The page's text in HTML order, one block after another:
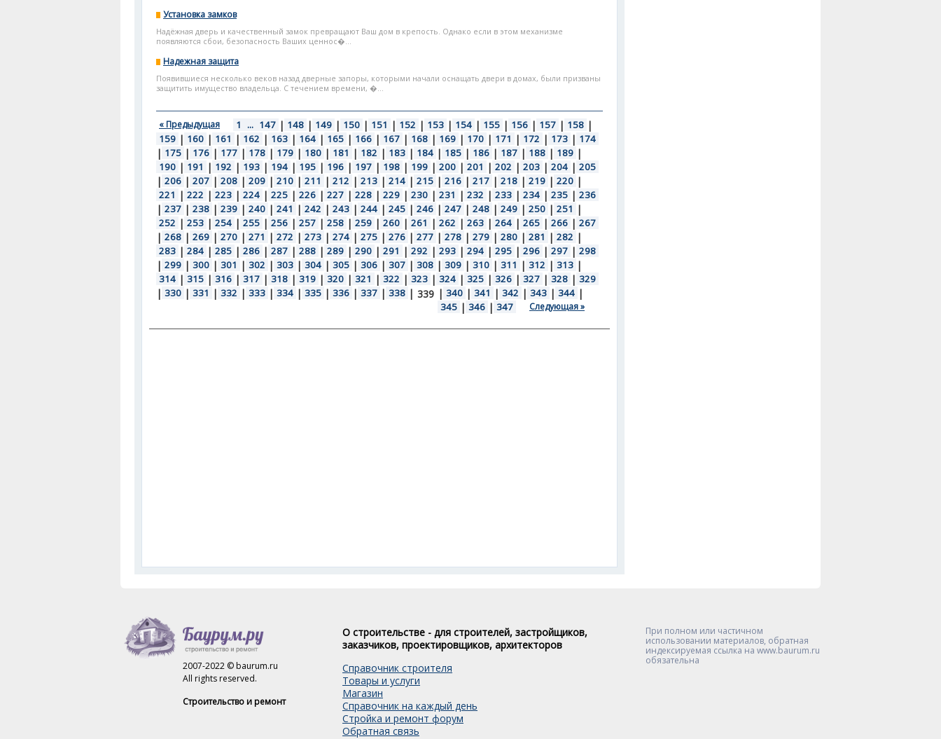
Установка замков
Надёжная дверь и качественный замок превращают Ваш дом в крепость. Однако если в этом механизме
появляются сбои, безопасность Ваших ценнос�...
Надежная защита
Появившиеся несколько веков назад дверные запоры, которыми начали оснащать двери в домах, были призваны
защитить имущество владельца. С течением времени, �...
« Предыдущая 1 ... 147 | 148 | 149 | 150 | 151 | 152 | 153 | 154 | 155 | 156 | 157 | 158 |
159 | 160 | 161 | 162 | 163 | 164 | 165 | 166 | 167 | 168 | 169 | 170 | 171 | 172 | 173 | 174
| 175 | 176 | 177 | 178 | 179 | 180 | 181 | 182 | 183 | 184 | 185 | 186 | 187 | 188 | 189 |
190 | 191 | 192 | 193 | 194 | 195 | 196 | 197 | 198 | 199 | 200 | 201 | 202 | 203 | 204 | 205
| 206 | 207 | 208 | 209 | 210 | 211 | 212 | 213 | 214 | 215 | 216 | 217 | 218 | 219 | 220 |
221 | 222 | 223 | 224 | 225 | 226 | 227 | 228 | 229 | 230 | 231 | 232 | 233 | 234 | 235 | 236
| 237 | 238 | 239 | 240 | 241 | 242 | 243 | 244 | 245 | 246 | 247 | 248 | 249 | 250 | 251 |
252 | 253 | 254 | 255 | 256 | 257 | 258 | 259 | 260 | 261 | 262 | 263 | 264 | 265 | 266 | 267
| 268 | 269 | 270 | 271 | 272 | 273 | 274 | 275 | 276 | 277 | 278 | 279 | 280 | 281 | 282 |
283 | 284 | 285 | 286 | 287 | 288 | 289 | 290 | 291 | 292 | 293 | 294 | 295 | 296 | 297 | 298
| 299 | 300 | 301 | 302 | 303 | 304 | 305 | 306 | 307 | 308 | 309 | 310 | 311 | 312 | 313 |
314 | 315 | 316 | 317 | 318 | 319 | 320 | 321 | 322 | 323 | 324 | 325 | 326 | 327 | 328 | 329
| 330 | 331 | 332 | 333 | 334 | 335 | 336 | 337 | 338 | 339 | 340 | 341 | 342 | 343 | 344 |
345 | 346 | 347 Следующая »
2007-2022 © baurum.ru
All rights reserved.
Строительство и ремонт
О строительстве - для строителей, застройщиков,
заказчиков, проектировщиков, архитекторов
Справочник строителя
Товары и услуги
Магазин
Справочник на каждый день
Стройка и ремонт форум
Обратная связь
При полном или частичном
использовании материалов, обратная
индексируемая ссылка на www.baurum.ru
обязательна